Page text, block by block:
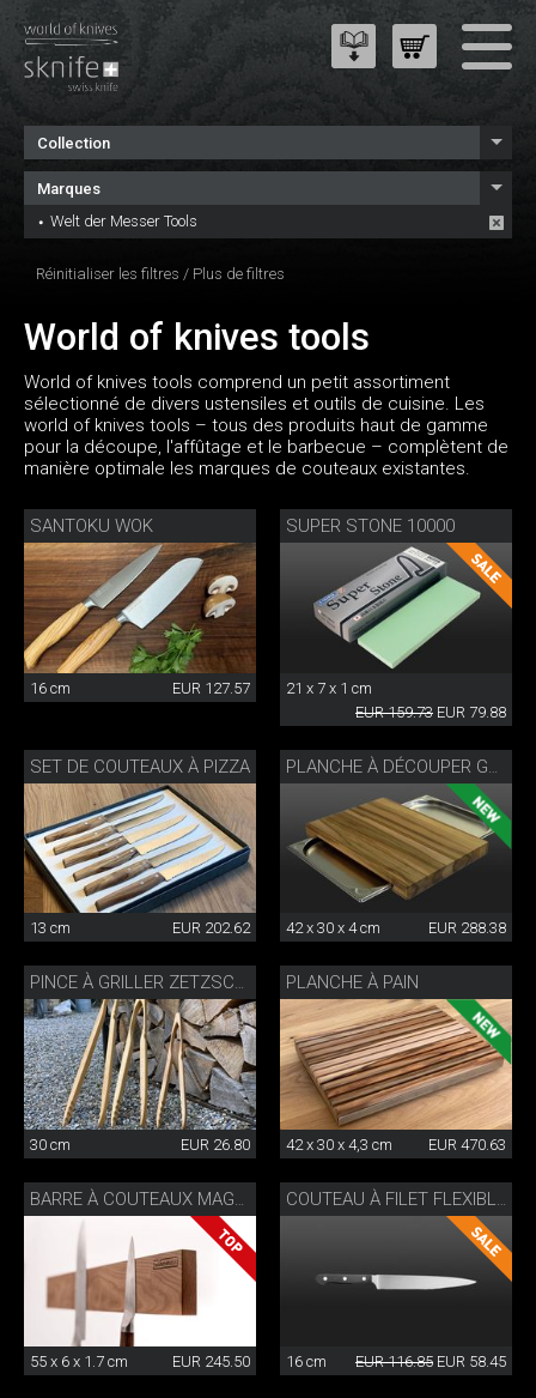
Collection
Marques
Welt der Messer Tools
Réinitialiser les filtres / Plus de filtres
World of knives tools
World of knives tools comprend un petit assortiment
sélectionné de divers ustensiles et outils de cuisine. Les
world of knives tools – tous des produits haut de gamme
pour la découpe, l'affûtage et le barbecue – complètent de
manière optimale les marques de couteaux existantes.
SANTOKU WOK
16 cm EUR 127.57
SUPER STONE 10000
21 x 7 x 1 cm
EUR 159.73 EUR 79.88
SET DE COUTEAUX À PIZZA
13 cm EUR 202.62 42 x 30 x 4 cm EUR 288.38
PINCE À GRILLER ZETZSCHE
30 cm EUR 26.80
PLANCHE À PAIN
42 x 30 x 4,3 cm EUR 470.63
55 x 6 x 1.7 cm EUR 245.50 16 cm EUR 116.85 EUR 58.45